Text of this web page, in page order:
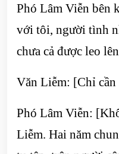
Phó Lâm Viễn bên
với tôi, người tình
chưa cả được leo
Văn Liễm: [Chỉ
Phó Lâm Viễn:
Liễm. Hai năm